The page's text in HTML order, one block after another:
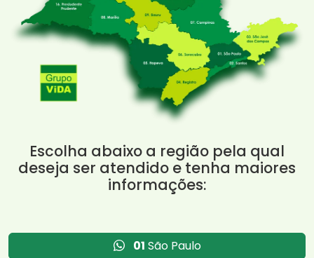
Escolha abaixo a região pela qual
deseja ser atendido e tenha maiores
informações:
01 São Paulo